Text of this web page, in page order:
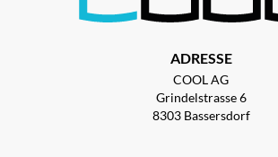
ADRESSE
COOL AG
Grindelstrasse 6
8303 Bassersdorf